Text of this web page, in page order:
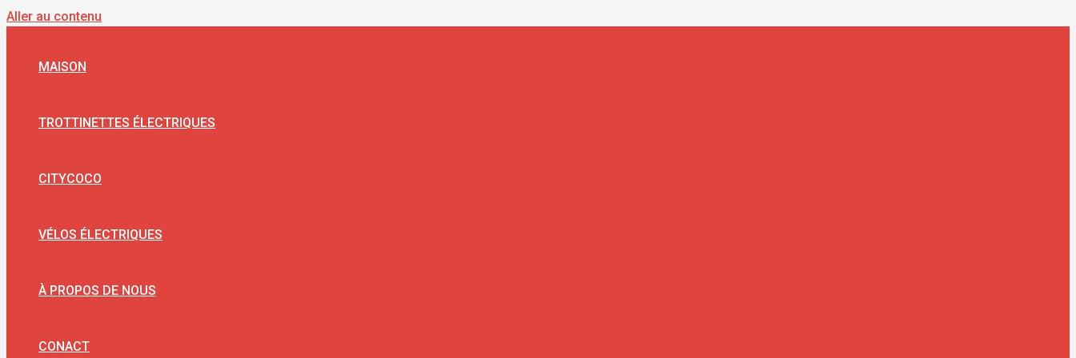
Aller au contenu
MAISON
TROTTINETTES ÉLECTRIQUES
CITYCOCO
VÉLOS ÉLECTRIQUES
À PROPOS DE NOUS
CONACT